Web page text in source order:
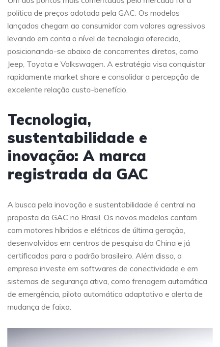
política de preços adotada pela GAC. Os modelos
lançados chegam ao consumidor com valores agressivos
levando em conta o nível de tecnologia oferecido,
posicionando-se abaixo de concorrentes diretos, como
Jeep, Toyota e Volkswagen. A estratégia visa conquistar
rapidamente market share e consolidar a percepção de
excelente relação custo-benefício.
Tecnologia,
sustentabilidade e
inovação: A marca
registrada da GAC
A busca pela inovação e sustentabilidade é central na
proposta da GAC no Brasil. Os novos modelos contam
com motores híbridos e elétricos de última geração,
desenvolvidos em centros de pesquisa da China e já
certificados para o padrão brasileiro. Além disso, a
empresa investe em softwares de conectividade e em
sistemas de segurança ativa, como frenagem automática
de emergência, piloto automático adaptativo e alerta de
mudança de faixa.